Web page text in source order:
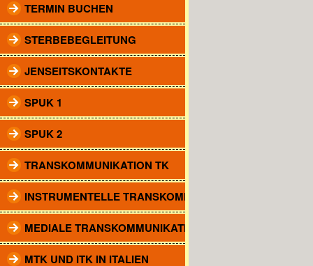
TERMIN BUCHEN
STERBEBEGLEITUNG
JENSEITSKONTAKTE
SPUK 1
SPUK 2
TRANSKOMMUNIKATION TK
INSTRUMENTELLE TRANSKOMM.
MEDIALE TRANSKOMMUNIKATION
MTK UND ITK IN ITALIEN